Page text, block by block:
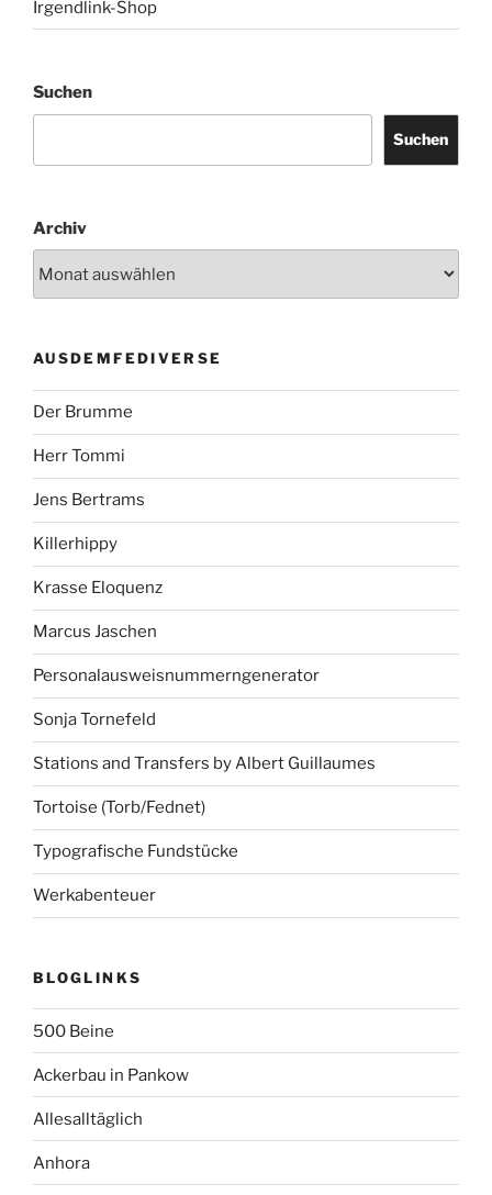
Irgendlink-Shop
Suchen
Suchen
Archiv
AUSDEMFEDIVERSE
Der Brumme
Herr Tommi
Jens Bertrams
Killerhippy
Krasse Eloquenz
Marcus Jaschen
Personalausweisnummerngenerator
Sonja Tornefeld
Stations and Transfers by Albert Guillaumes
Tortoise (Torb/Fednet)
Typografische Fundstücke
Werkabenteuer
BLOGLINKS
500 Beine
Ackerbau in Pankow
Allesalltäglich
Anhora